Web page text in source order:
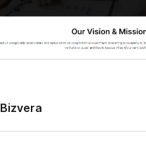
Bizvera